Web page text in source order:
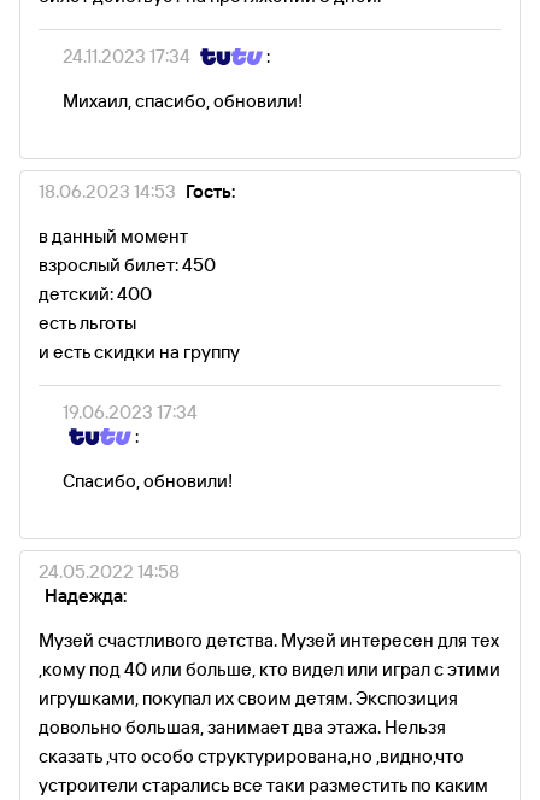
24.11.2023 17:34
:
Михаил, спасибо, обновили!
18.06.2023 14:53 Гость:
в данный момент
взрослый билет: 450
детский: 400
есть льготы
и есть скидки на группу
19.06.2023 17:34
:
Спасибо, обновили!
24.05.2022 14:58
Надежда:
Музей счастливого детства. Музей интересен для тех
,кому под 40 или больше, кто видел или играл с этими
игрушками, покупал их своим детям. Экспозиция
довольно большая, занимает два этажа. Нельзя
сказать ,что особо структурирована,но ,видно,что
устроители старались все таки разместить по каким